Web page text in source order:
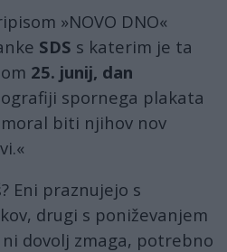
»NOVO DNO«
SDS s katerim je ta
25. junij, dan
spornega plakata
biti njihov nov
Eni praznujejo s
drugi s poniževanjem
dovolj zmaga, potrebno